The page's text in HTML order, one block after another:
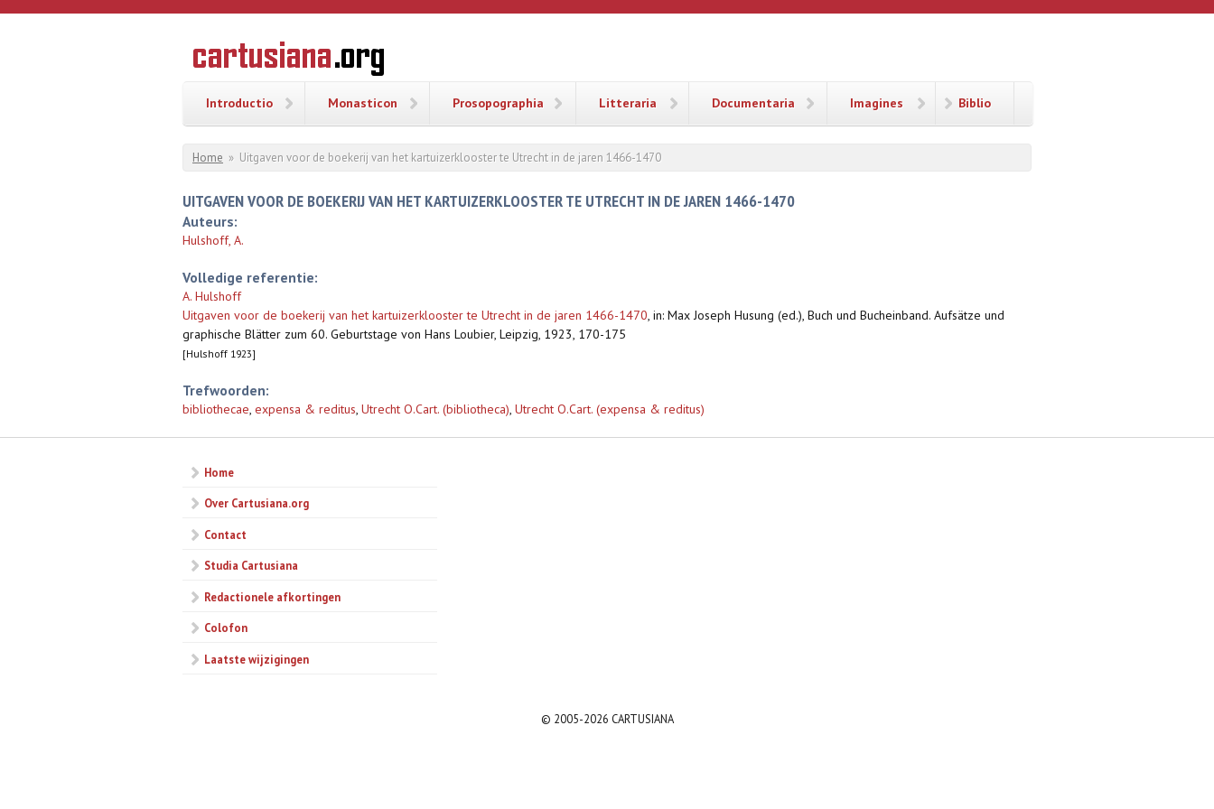
Overslaan en naar de inhoud gaan
CARTUSIANA
Geschiedenis
van de
Introductio Monasticon Prosopographia Litteraria Documentaria Imagines Biblio
U bent hier
Home » Uitgaven voor de boekerij van het kartuizerklooster te Utrecht in de jaren 1466-1470
UITGAVEN VOOR DE BOEKERIJ VAN HET KARTUIZERKLOOSTER TE UTRECHT IN DE JAREN 1466-1470
Auteurs:
Hulshoff, A.
Volledige referentie:
A. Hulshoff
Uitgaven voor de boekerij van het kartuizerklooster te Utrecht in de jaren 1466-1470, in: Max Joseph Husung (ed.), Buch und Bucheinband. Aufsätze und
graphische Blätter zum 60. Geburtstage von Hans Loubier, Leipzig, 1923, 170-175
[Hulshoff 1923]
Trefwoorden:
bibliothecae, expensa & reditus, Utrecht O.Cart. (bibliotheca), Utrecht O.Cart. (expensa & reditus)
Home
Over Cartusiana.org
Contact
Studia Cartusiana
Redactionele afkortingen
Colofon
Laatste wijzigingen
© 2005-2026 CARTUSIANA